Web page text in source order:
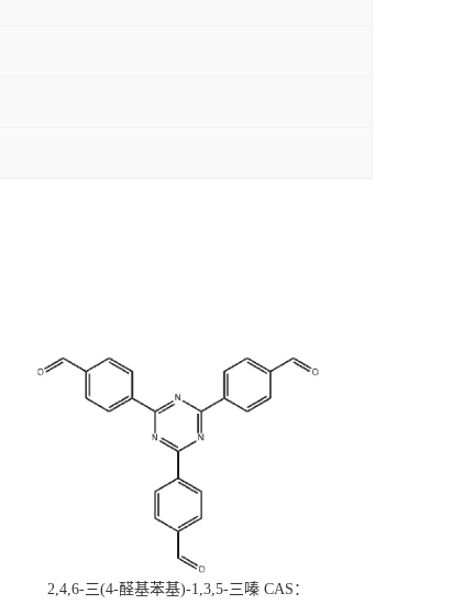
2,4,6-三(4-醛基苯基)-1,3,5-三嗪 CAS：